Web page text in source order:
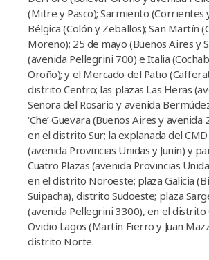
(Mitre y Pasco); Sarmiento (Corrientes y
Bélgica (Colón y Zeballos); San Martín
Moreno); 25 de mayo (Buenos Aires y
(avenida Pellegrini 700) e Italia
Oroño); y el Mercado del Patio
distrito Centro; las plazas Las Heras
Señora del Rosario y avenida
‘Che’ Guevara (Buenos Aires y
en el distrito Sur; la explanada del
(avenida Provincias Unidas y Junín) y
Cuatro Plazas (avenida Provincias
en el distrito Noroeste; plaza Galicia
Suipacha), distrito Sudoeste; plaza
(avenida Pellegrini 3300), en el distrito
Ovidio Lagos (Martín Fierro y Juan
distrito Norte.